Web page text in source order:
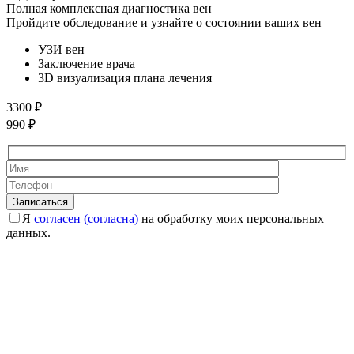
Полная комплексная диагностика вен
Пройдите обследование и узнайте о состоянии ваших вен
УЗИ вен
Заключение врача
3D визуализация плана лечения
3300 ₽
990 ₽
Я согласен (согласна) на обработку моих персональных
данных.